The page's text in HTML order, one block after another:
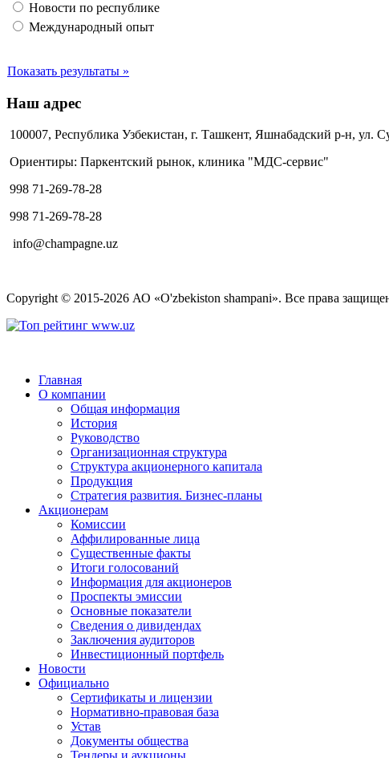
Новости по республике
Международный опыт
Показать результаты »
Наш адрес
100007, Республика Узбекистан, г. Ташкент, Яшнабадский р-н, ул.
Ориентиры: Паркентский рынок, клиника "МДС-сервис"
998 71-269-78-28
998 71-269-78-28
info@champagne.uz
Copyright © 2015-2026 АО «O'zbekiston shampani». Все права
Главная
О компании
Общая информация
История
Руководство
Организационная структура
Структура акционерного капитала
Продукция
Стратегия развития. Бизнес-планы
Акционерам
Комиссии
Аффилированные лица
Существенные факты
Итоги голосований
Информация для акционеров
Проспекты эмиссии
Основные показатели
Сведения о дивидендах
Заключения аудиторов
Инвестиционный портфель
Новости
Официально
Сертификаты и лицензии
Нормативно-правовая база
Устав
Документы общества
Тендеры и аукционы